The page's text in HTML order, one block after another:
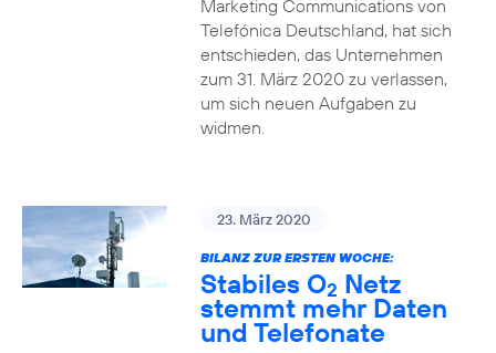
Marketing Communications von
Telefónica Deutschland, hat sich
entschieden, das Unternehmen
zum 31. März 2020 zu verlassen,
um sich neuen Aufgaben zu
widmen.
23. März 2020
BILANZ ZUR ERSTEN WOCHE:
Stabiles O2 Netz
stemmt mehr Daten
und Telefonate